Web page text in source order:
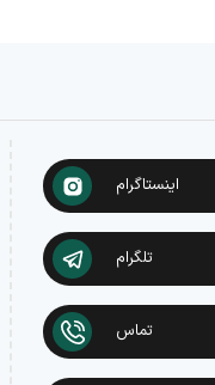
اینستاگرام
تلگرام
تماس